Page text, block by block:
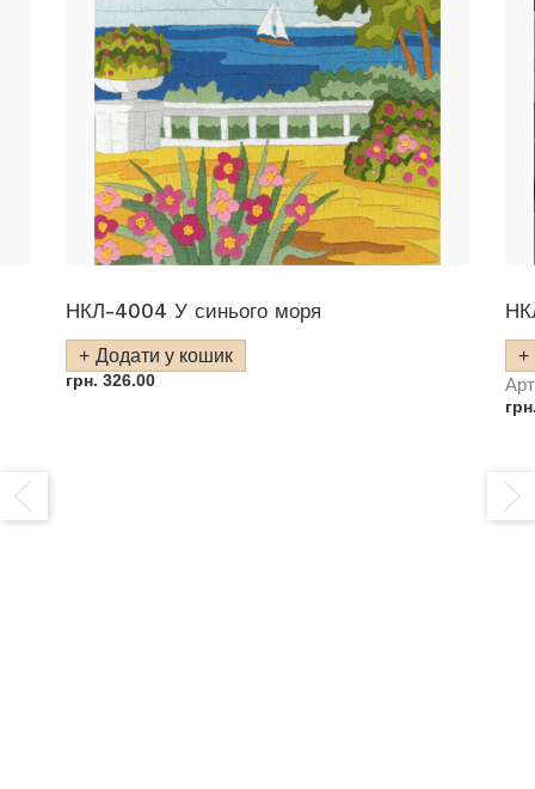
НКЛ-4004 У синього моря
Додати у кошик
грн. 326.00